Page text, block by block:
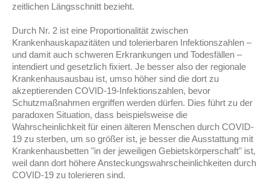
zeitlichen Längsschnitt bezieht.
Durch Nr. 2 ist eine Proportionalität zwischen
Krankenhauskapazitäten und tolerierbaren Infektionszahlen –
und damit auch schweren Erkrankungen und Todesfällen –
intendiert und gesetzlich fixiert. Je besser also der regionale
Krankenhausausbau ist, umso höher sind die dort zu
akzeptierenden COVID-19-Infektionszahlen, bevor
Schutzmaßnahmen ergriffen werden dürfen. Dies führt zu der
paradoxen Situation, dass beispielsweise die
Wahrscheinlichkeit für einen älteren Menschen durch COVID-
19 zu sterben, um so größer ist, je besser die Ausstattung mit
Krankenhausbetten "in der jeweiligen Gebietskörperschaft" ist,
weil dann dort höhere Ansteckungswahrscheinlichkeiten durch
COVID-19 zu tolerieren sind.